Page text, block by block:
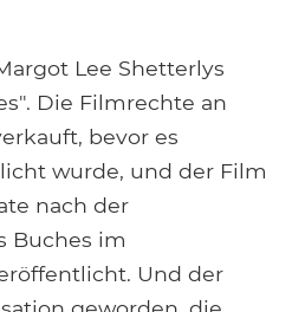
Lee Shetterlys
Die Filmrechte an
bevor es
wurde, und der Film
nach der
Buches im
Und der